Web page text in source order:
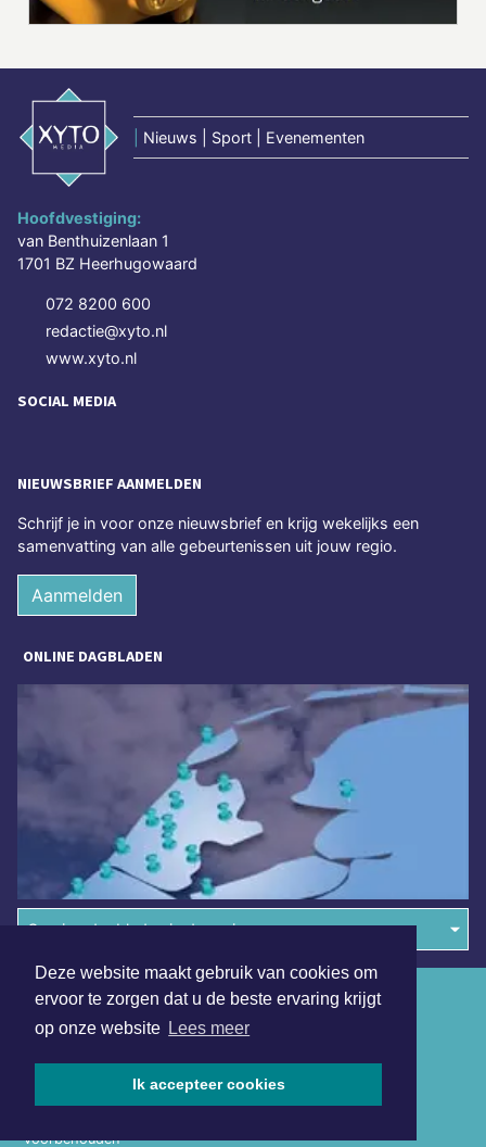
Deze website maakt gebruik van cookies om
ervoor te zorgen dat u de beste ervaring krijgt
op onze website Lees meer
Ik accepteer cookies
Nieuws | Sport | Evenementen
Hoofdvestiging:
van Benthuizenlaan 1
1701 BZ Heerhugowaard
072 8200 600
redactie@xyto.nl
www.xyto.nl
SOCIAL MEDIA
NIEUWSBRIEF AANMELDEN
Schrijf je in voor onze nieuwsbrief en krijg wekelijks een
samenvatting van alle gebeurtenissen uit jouw regio.
Aanmelden
ONLINE DAGBLADEN
Overige dagbladen in de regio
voorbehouden
Algemene voorwaarden
Disclaimer